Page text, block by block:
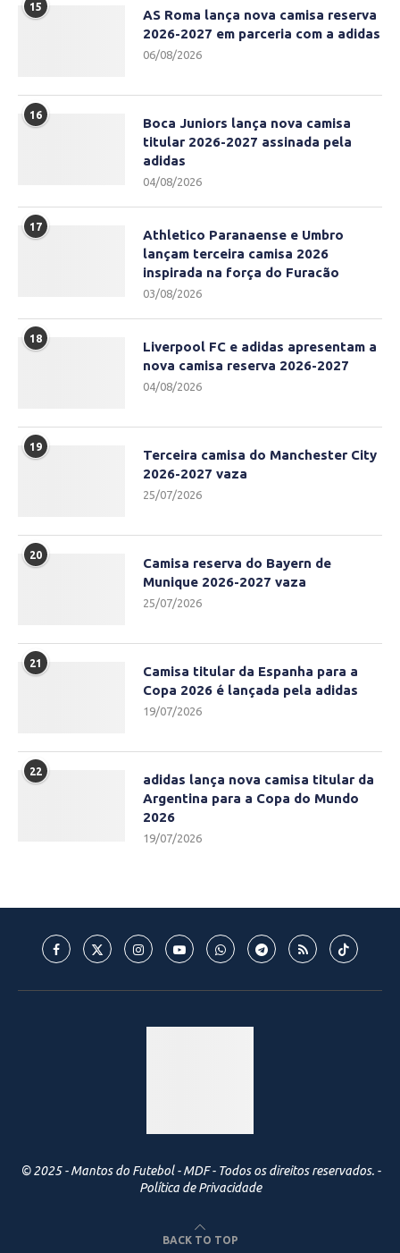
15
AS Roma lança nova camisa reserva
2026-2027 em parceria com a adidas
06/08/2026
16
Boca Juniors lança nova camisa
titular 2026-2027 assinada pela
adidas
04/08/2026
17
Athletico Paranaense e Umbro
lançam terceira camisa 2026
inspirada na força do Furacão
03/08/2026
18
Liverpool FC e adidas apresentam a
nova camisa reserva 2026-2027
04/08/2026
19
Terceira camisa do Manchester City
2026-2027 vaza
25/07/2026
20
Camisa reserva do Bayern de
Munique 2026-2027 vaza
25/07/2026
21
Camisa titular da Espanha para a
Copa 2026 é lançada pela adidas
19/07/2026
22
adidas lança nova camisa titular da
Argentina para a Copa do Mundo
2026
19/07/2026
© 2025 - Mantos do Futebol - MDF - Todos os direitos reservados. -
Política de Privacidade
BACK TO TOP